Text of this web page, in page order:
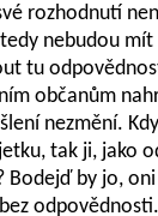
rozhodnutí
nebudou mít
tu
občanům
nezmění.
tak ji, jako
Bodejď by jo,